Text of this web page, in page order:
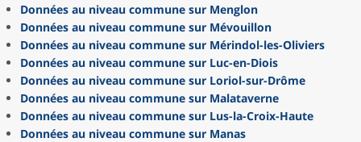
Données au niveau commune sur Menglon
Données au niveau commune sur Mévouillon
Données au niveau commune sur Mérindol-les-Oliviers
Données au niveau commune sur Luc-en-Diois
Données au niveau commune sur Loriol-sur-Drôme
Données au niveau commune sur Malataverne
Données au niveau commune sur Lus-la-Croix-Haute
Données au niveau commune sur Manas